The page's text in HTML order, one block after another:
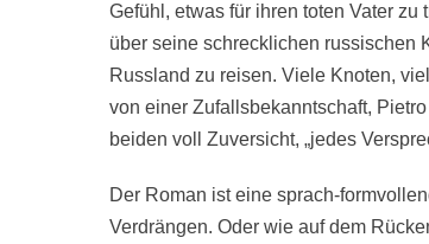
Gefühl, etwas für ihren toten Vater
über seine schrecklichen russischen
Russland zu reisen. Viele Knoten,
von einer Zufallsbekanntschaft,
beiden voll Zuversicht, „jedes
Der Roman ist eine sprach-
Verdrängen. Oder wie auf dem